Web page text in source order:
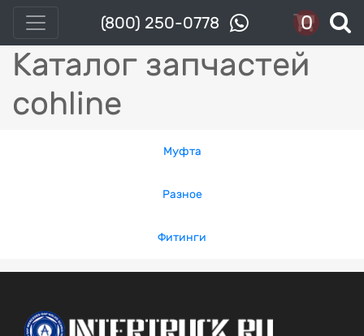
(800) 250-0778 0
Каталог запчастей
cohline
Муфта
Разное
Фитинги